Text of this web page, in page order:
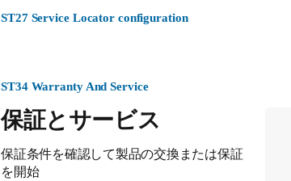
ST27 Service Locator configuration
ST34 Warranty And Service
保証とサービス
保証条件を確認して製品の交換または保証
を開始